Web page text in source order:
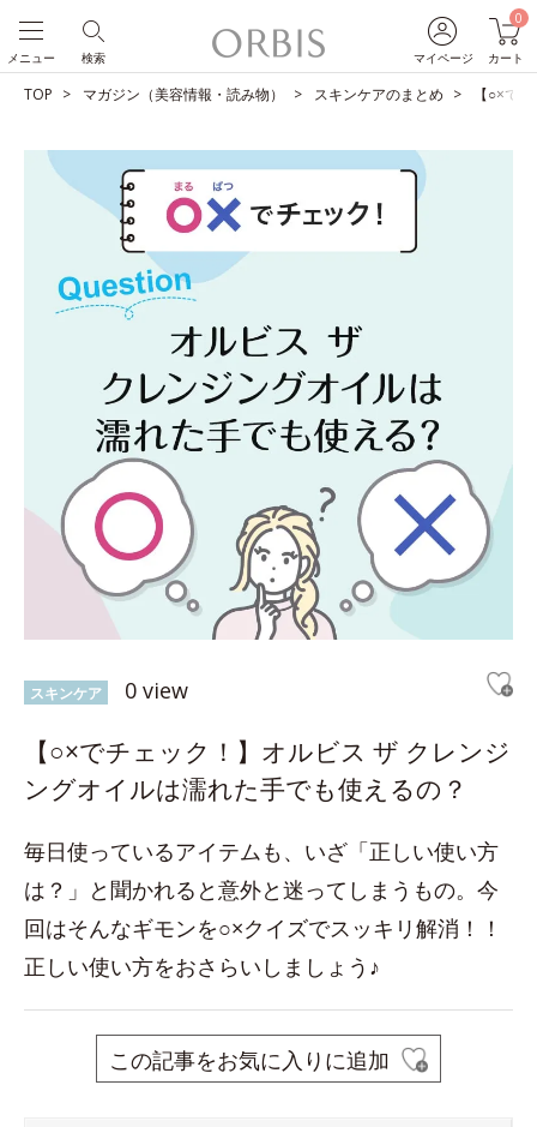
マイページ
0
カート
検索
メニュー
TOP マガジン（美容情報・読み物） スキンケアのまとめ 【○×で
スキンケア 0 view
【○×でチェック！】オルビス ザ クレンジ
ングオイルは濡れた手でも使えるの？
毎日使っているアイテムも、いざ「正しい使い方
は？」と聞かれると意外と迷ってしまうもの。今
回はそんなギモンを○×クイズでスッキリ解消！！
正しい使い方をおさらいしましょう♪
この記事をお気に入りに追加